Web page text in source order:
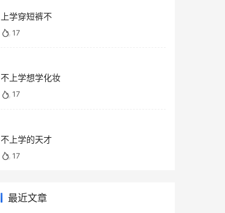
上学穿短裤不
17
不上学想学化妆
17
不上学的天才
17
最近文章